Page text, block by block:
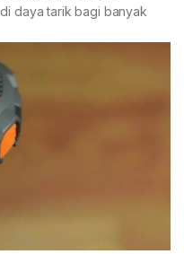
daya tarik bagi banyak